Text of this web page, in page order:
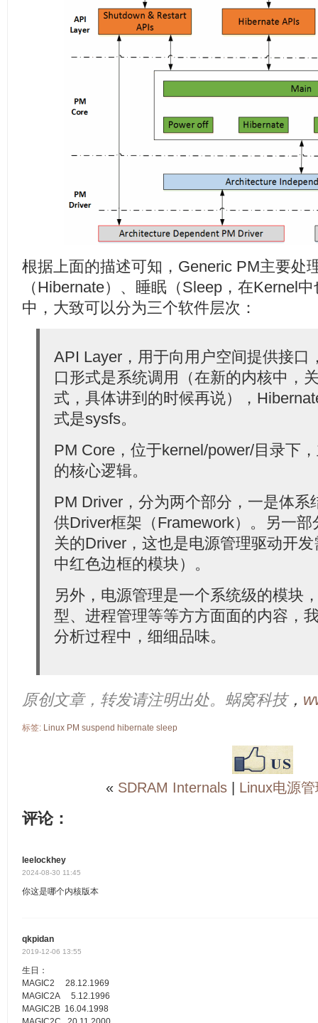
根据上面的描述可知，Generic PM主要处
（Hibernate）、睡眠（Sleep，在Kernel
中，大致可以分为三个软件层次：
API Layer，用于向用户空间提供接口
口形式是系统调用（在新的内核中，
式，具体讲到的时候再说），
式是sysfs。
PM Core，位于kernel/power/目录下
的核心逻辑。
PM Driver，分为两个部分，一是体系
供Driver框架（Framework）。另一
关的Driver，这也是电源管理驱动开
中红色边框的模块）。
另外，电源管理是一个系统级的模块
型、进程管理等等方方面面的内容，
分析过程中，细细品味。
原创文章，转发请注明出处。蜗窝科技，
标签: Linux PM suspend hibernate sleep
« SDRAM Internals | Linux电源
评论：
leelockhey
2024-08-30 11:45
你这是哪个内核版本
qkpidan
2019-12-06 13:55
生日：
MAGIC2 28.12.1969
MAGIC2A 5.12.1996
MAGIC2B 16.04.1998